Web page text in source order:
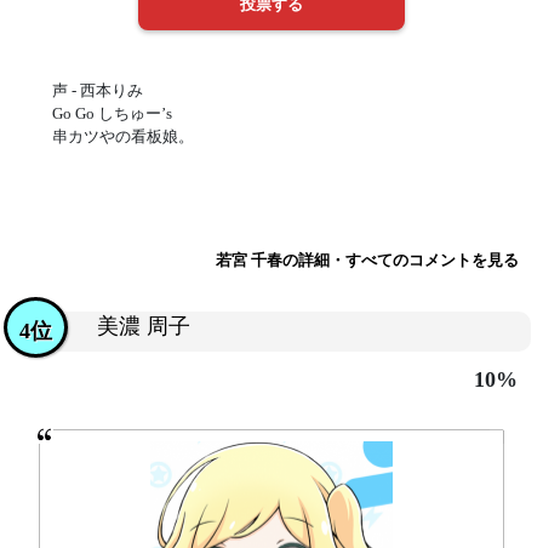
声 - 西本りみ
Go Go しちゅー’s
串カツやの看板娘。
若宮 千春の詳細・すべてのコメントを見る
美濃 周子
4位
10%